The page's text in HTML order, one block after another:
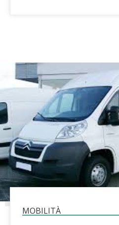
MOBILITÀ